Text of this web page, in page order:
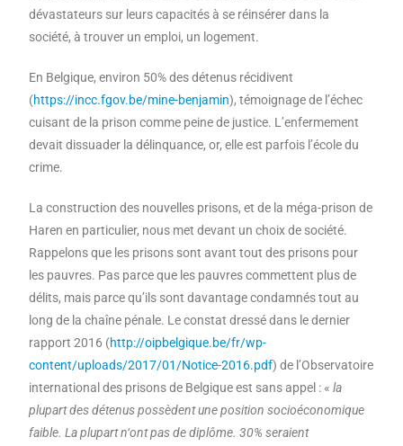
dévastateurs sur leurs capacités à se réinsérer dans la
société, à trouver un emploi, un logement.
En Belgique, environ 50% des détenus récidivent
(https://incc.fgov.be/mine-benjamin), témoignage de l’échec
cuisant de la prison comme peine de justice. L’enfermement
devait dissuader la délinquance, or, elle est parfois l’école du
crime.
La construction des nouvelles prisons, et de la méga-prison de
Haren en particulier, nous met devant un choix de société.
Rappelons que les prisons sont avant tout des prisons pour
les pauvres. Pas parce que les pauvres commettent plus de
délits, mais parce qu’ils sont davantage condamnés tout au
long de la chaîne pénale. Le constat dressé dans le dernier
rapport 2016 (http://oipbelgique.be/fr/wp-
content/uploads/2017/01/Notice-2016.pdf) de l’Observatoire
international des prisons de Belgique est sans appel : « la
plupart des détenus possèdent une position socioéconomique
faible. La plupart n‘ont pas de diplôme. 30% seraient